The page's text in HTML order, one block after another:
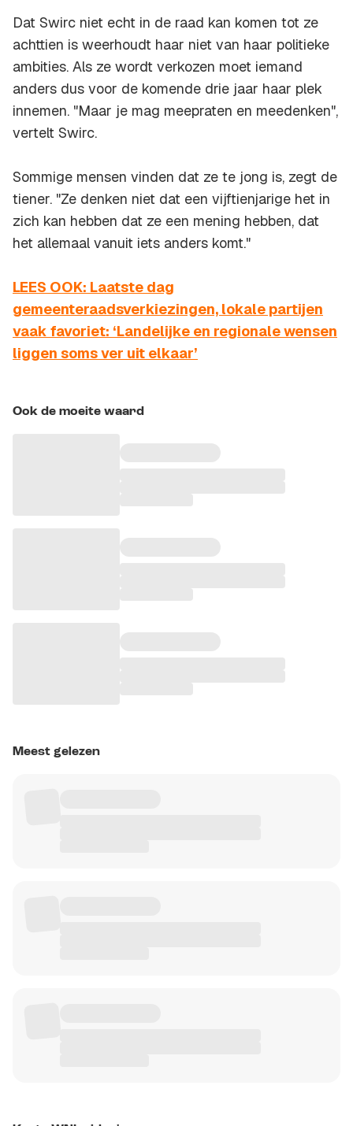
Dat Swirc niet echt in de raad kan komen tot ze
achttien is weerhoudt haar niet van haar politieke
ambities. Als ze wordt verkozen moet iemand
anders dus voor de komende drie jaar haar plek
innemen. "Maar je mag meepraten en meedenken",
vertelt Swirc.
Sommige mensen vinden dat ze te jong is, zegt de
tiener. "Ze denken niet dat een vijftienjarige het in
zich kan hebben dat ze een mening hebben, dat
het allemaal vanuit iets anders komt."
LEES OOK: Laatste dag
gemeenteraadsverkiezingen, lokale partijen
vaak favoriet: ‘Landelijke en regionale wensen
liggen soms ver uit elkaar’
Ook de moeite waard
Meest gelezen